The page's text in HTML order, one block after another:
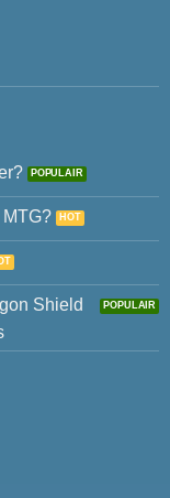
Shield